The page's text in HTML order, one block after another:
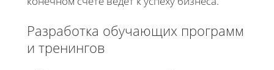
Разработка обучающих программ
и тренингов